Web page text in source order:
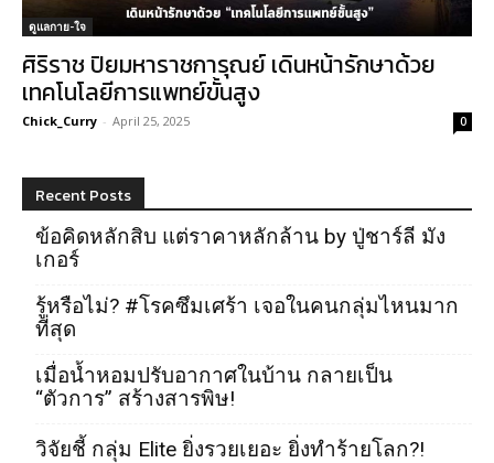
ดูแลกาย-ใจ
ศิริราช ปิยมหาราชการุณย์ เดินหน้ารักษาด้วย
เทคโนโลยีการแพทย์ขั้นสูง
Chick_Curry - April 25, 2025 0
Recent Posts
ข้อคิดหลักสิบ แต่ราคาหลักล้าน by ปู่ชาร์ลี มัง
เกอร์
รู้หรือไม่? #โรคซึมเศร้า เจอในคนกลุ่มไหนมาก
ที่สุด
เมื่อน้ำหอมปรับอากาศในบ้าน กลายเป็น
“ตัวการ” สร้างสารพิษ!
วิจัยชี้ กลุ่ม Elite ยิ่งรวยเยอะ ยิ่งทำร้ายโลก?!